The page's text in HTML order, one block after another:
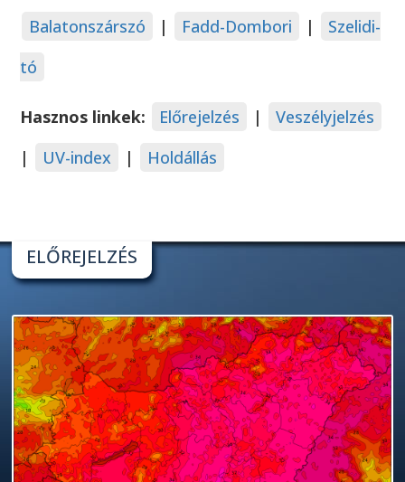
Balatonszárszó
| Fadd-Dombori |
Szelidi-
tó
Hasznos linkek: Előrejelzés |
Veszélyjelzés
|
UV-index | Holdállás
ELŐREJELZÉS